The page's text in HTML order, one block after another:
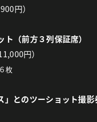
円）
（前方３列保証席）
円）
枚
とのツーショット撮影